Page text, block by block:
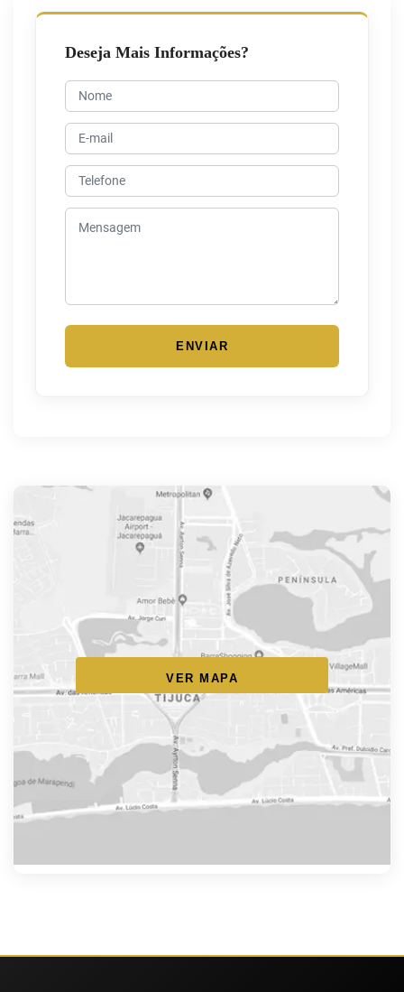
VER MAPA
Deseja Mais Informações?
ENVIAR